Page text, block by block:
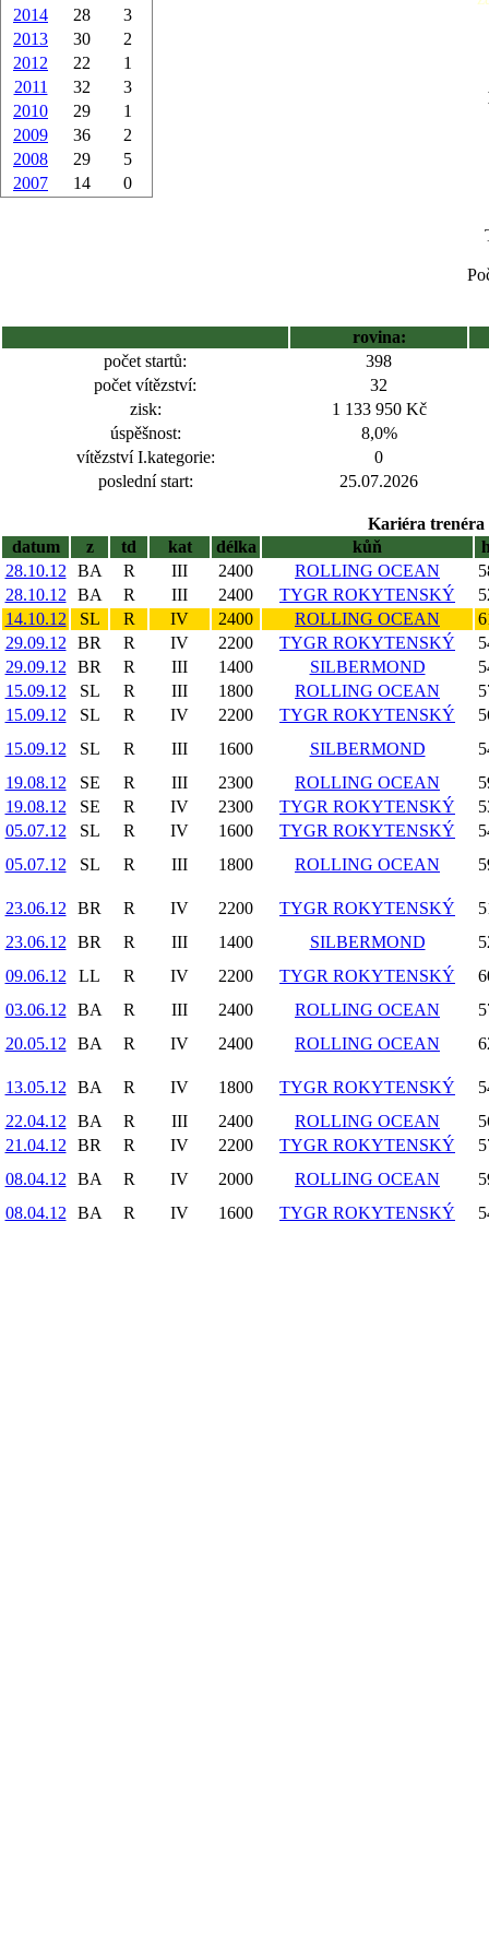
2014
28
3
2013
30
2
2012
22
1
2011
32
3
2010
29
1
2009
36
2
2008
29
5
2007
14 0
rovina:
počet startů:
398
počet vítězství:
32
zisk:
1 133 950 Kč
úspěšnost:
8,0%
vítězství I.kategorie:
0
poslední start:
25.07.2026
Kariéra trenéra
datum
z td kat délka kůň
28.10.12
BA R III 2400 ROLLING OCEAN
28.10.12
BA R III 2400 TYGR ROKYTENSKÝ
14.10.12
SL R IV 2400 ROLLING OCEAN
29.09.12
BR R IV 2200 TYGR ROKYTENSKÝ
29.09.12
BR R III 1400 SILBERMOND
15.09.12
SL R III 1800 ROLLING OCEAN
15.09.12
SL R IV 2200 TYGR ROKYTENSKÝ
15.09.12
SL R III 1600 SILBERMOND
19.08.12
SE R III 2300 ROLLING OCEAN
19.08.12
SE R IV 2300 TYGR ROKYTENSKÝ
05.07.12
SL R IV 1600 TYGR ROKYTENSKÝ
05.07.12
SL R III 1800 ROLLING OCEAN
23.06.12 BR R IV 2200 TYGR ROKYTENSKÝ
23.06.12
BR R III 1400 SILBERMOND
09.06.12
LL R IV 2200 TYGR ROKYTENSKÝ
03.06.12
BA R III 2400 ROLLING OCEAN
20.05.12
BA R IV 2400 ROLLING OCEAN
13.05.12 BA R IV 1800 TYGR ROKYTENSKÝ
22.04.12
BA R III 2400 ROLLING OCEAN
21.04.12
BR R IV 2200 TYGR ROKYTENSKÝ
08.04.12
BA R IV 2000 ROLLING OCEAN
08.04.12
BA R IV 1600 TYGR ROKYTENSKÝ